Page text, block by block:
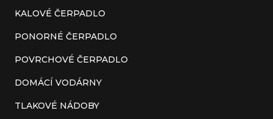
KALOVÉ ČERPADLO
PONORNÉ ČERPADLO
POVRCHOVÉ ČERPADLO
DOMÁCÍ VODÁRNY
TLAKOVÉ NÁDOBY